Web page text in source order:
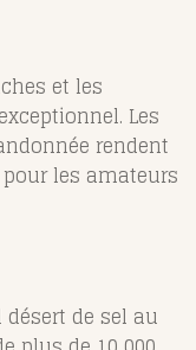
et les
Les
rendent
les amateurs
désert de sel au